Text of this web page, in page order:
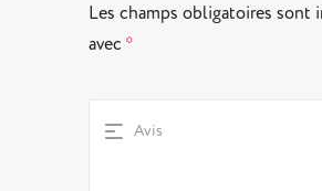
Les champs obligatoires sont
avec *